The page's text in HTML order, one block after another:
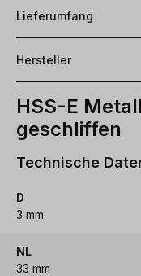
Lieferumfang
Hersteller
HSS-E
geschliffen
Technische
D
3 mm
NL
33 mm